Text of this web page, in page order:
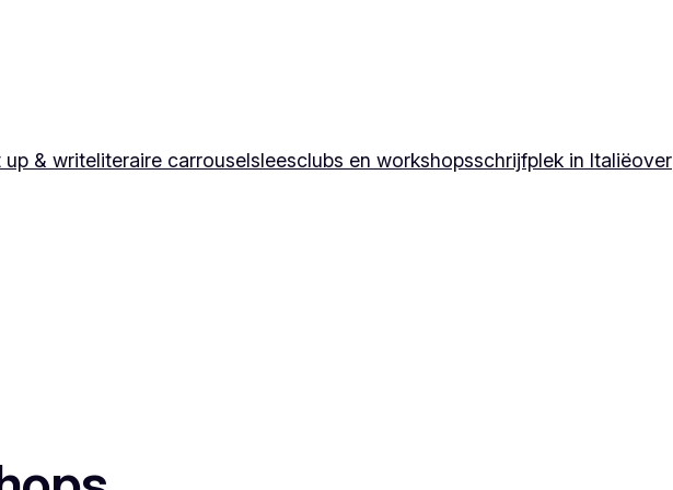
up & writeliteraire carrouselsleesclubs en workshopsschrijfplek in Italiëover